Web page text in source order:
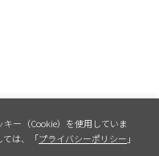
ー（Cookie）を使用していま
ては、「プライバシーポリシー 」